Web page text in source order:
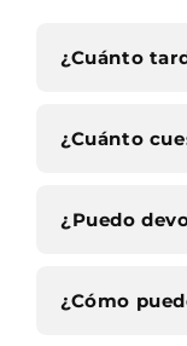
¿Cuánto
¿Cuánto
¿Puedo
¿Cómo